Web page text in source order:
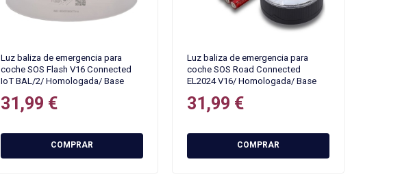
Luz baliza de emergencia para
coche SOS Flash V16 Connected
IoT BAL/2/ Homologada/ Base
Funciona a Pilas
31,99 €
COMPRAR
Luz baliza de emergencia para
coche SOS Road Connected
EL2024 V16/ Homologada/ Base
Funciona a Pilas
31,99 €
COMPRAR